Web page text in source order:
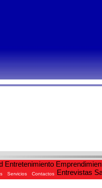
Entretenimiento
Entrevistas
Servicios Contactos